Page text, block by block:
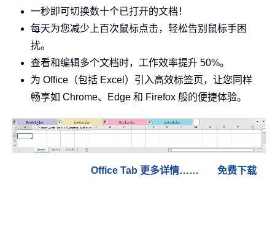
一秒即可切换数十个已打开的文档！
每天为您减少上百次鼠标点击，轻松告别鼠标手困
扰。
查看和编辑多个文档时，工作效率提升 50%。
为 Office（包括 Excel）引入高效标签页，让您同样
畅享如 Chrome、Edge 和 Firefox 般的便捷体验。
Office Tab 更多详情…… 免费下载